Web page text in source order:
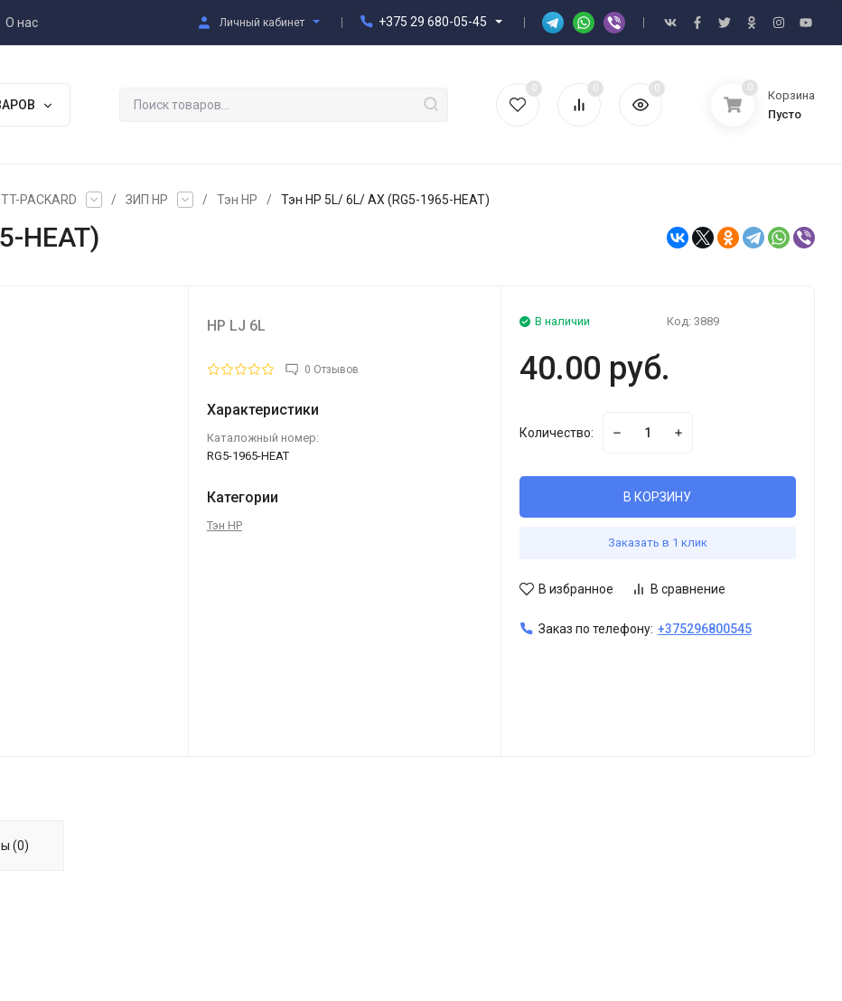
О нас Личный кабинет +375 29 680-05-45
0 0 0 0
Корзина
Пусто
PACKARD / ЗИП HP / Тэн HP / Тэн НР 5L/ 6L/ AX (RG5-1965-HEAT)
HEAT)
HP LJ 6L
0 Отзывов
Характеристики
Каталожный номер:
RG5-1965-HEAT
Категории
Тэн HP
В наличии Код: 3889
40.00 руб.
Количество:
В КОРЗИНУ
Заказать в 1 клик
В избранное В сравнение
Заказ по телефону: +375296800545
(0)